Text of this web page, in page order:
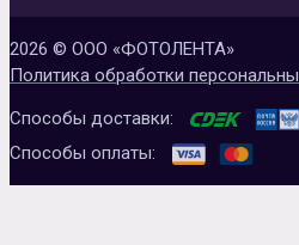
2026 © ООО «ФОТОЛЕНТА»
Политика обработки
Способы доставки:
Способы оплаты: